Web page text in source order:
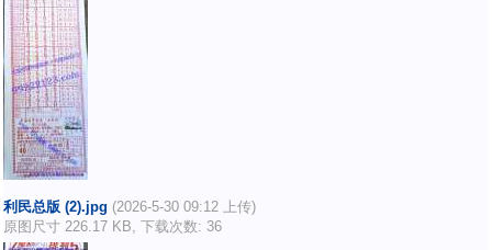
利民总版 (2).jpg (2026-5-30 09:12 上传)
原图尺寸 226.17 KB, 下载次数: 36